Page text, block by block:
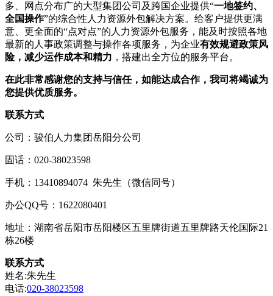
多、网点分布广的大型集团公司及跨国企业提供“一地签约、
全国操作”的综合性人力资源外包解决方案。给客户提供更满
意、更全面的“点对点”的人力资源外包服务，能及时按照各地
最新的人事政策调整与操作各项服务，为企业有效规避政策风
险，减少运作成本和精力 ，搭建出全方位的服务平台。
在此非常感谢您的支持与信任，如能达成合作，我司将竭诚为
您提供优质服务。
联系方式
公司：骏伯人力集团岳阳分公司
固话：020-38023598
手机：13410894074 朱先生（微信同号）
办公QQ号：1622080401
地址：湖南省岳阳市岳阳楼区五里牌街道五里牌路天伦国际21
栋26楼
联系方式
姓名:朱先生
电话:020-38023598